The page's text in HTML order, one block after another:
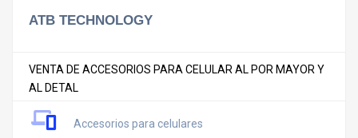
ATB TECHNOLOGY
VENTA DE ACCESORIOS PARA CELULAR AL POR MAYOR Y
AL DETAL
Accesorios para celulares